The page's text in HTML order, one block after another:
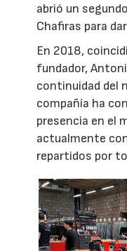
abrió un
Chafiras para
En 2018,
fundador,
continuidad del
compañía ha
presencia en el
actualmente
repartidos por